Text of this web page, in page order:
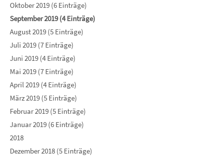
Oktober 2019 (6 Einträge)
September 2019 (4 Einträge)
August 2019 (5 Einträge)
Juli 2019 (7 Einträge)
Juni 2019 (4 Einträge)
Mai 2019 (7 Einträge)
April 2019 (4 Einträge)
März 2019 (5 Einträge)
Februar 2019 (5 Einträge)
Januar 2019 (6 Einträge)
2018
Dezember 2018 (5 Einträge)